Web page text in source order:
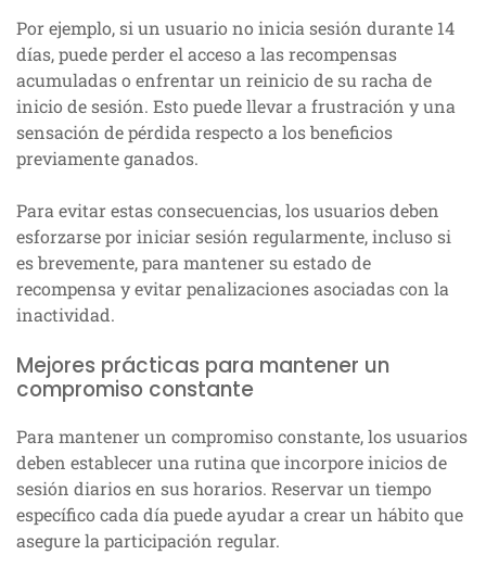
Por ejemplo, si un usuario no inicia sesión durante 14
días, puede perder el acceso a las recompensas
acumuladas o enfrentar un reinicio de su racha de
inicio de sesión. Esto puede llevar a frustración y una
sensación de pérdida respecto a los beneficios
previamente ganados.
Para evitar estas consecuencias, los usuarios deben
esforzarse por iniciar sesión regularmente, incluso si
es brevemente, para mantener su estado de
recompensa y evitar penalizaciones asociadas con la
inactividad.
Mejores prácticas para mantener un
compromiso constante
Para mantener un compromiso constante, los usuarios
deben establecer una rutina que incorpore inicios de
sesión diarios en sus horarios. Reservar un tiempo
específico cada día puede ayudar a crear un hábito que
asegure la participación regular.